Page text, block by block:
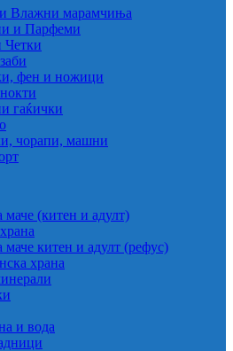
Влажни марамчиња
и Парфеми
фен и ножици
гаќички
чорапи, машни
маче (китен и адулт)
маче китен и адулт (рефус)
храна
и вода